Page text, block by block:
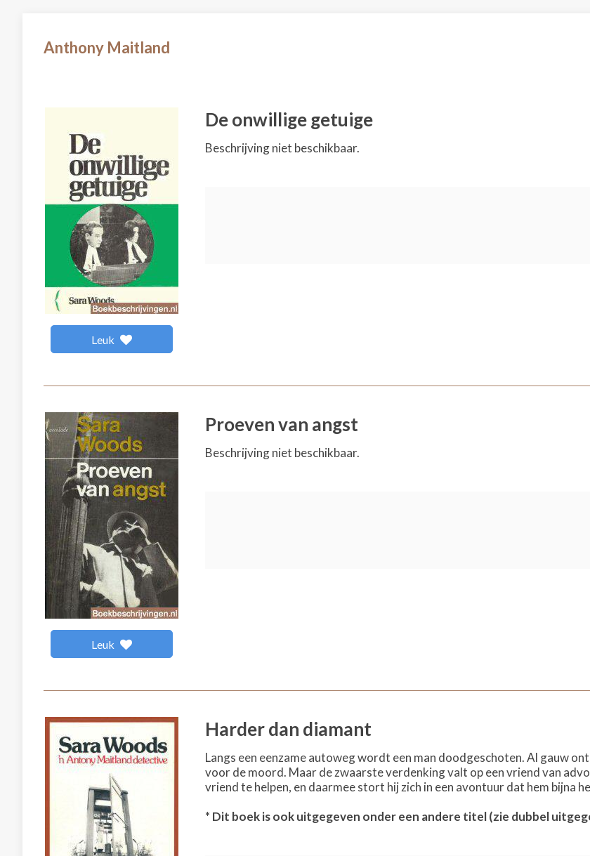
Anthony Maitland
Leuk
De onwillige getuige
Beschrijving niet beschikbaar.
Leuk
Proeven van angst
Beschrijving niet beschikbaar.
Harder dan diamant
Langs een eenzame autoweg wordt een man doodgeschoten. Al gauw
voor de moord. Maar de zwaarste verdenking valt op een vriend van
vriend te helpen, en daarmee stort hij zich in een avontuur dat hem bijna
* Dit boek is ook uitgegeven onder een andere titel (zie dubbel